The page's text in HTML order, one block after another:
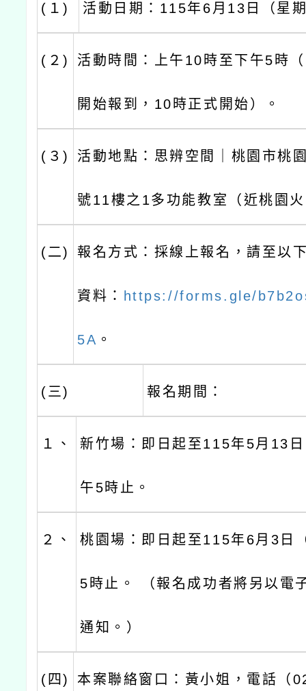
(１) 活動日期：115年6月13日（星
(２) 活動時間：上午10時至下午5時
開始報到，10時正式開始）。
(３) 活動地點：思辨空間｜桃園市桃
號11樓之1多功能教室（近桃園
(二) 報名方式：採線上報名，請至以
資料： https://forms.gle/
5A 。
(三) 報名期間：
１、 新竹場：即日起至115年5月13
午5時止。
２、 桃園場：即日起至115年6月3日
5時止。 （報名成功者將另以電
通知。）
(四) 本案聯絡窗口：黃小姐，電話（